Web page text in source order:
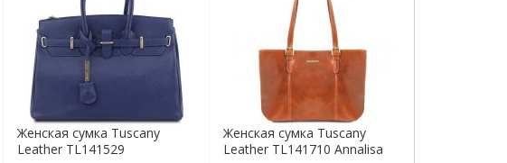
Женская сумка Tuscany
Leather TL141529
Женская сумка Tuscany
Leather TL141710 Annalisa